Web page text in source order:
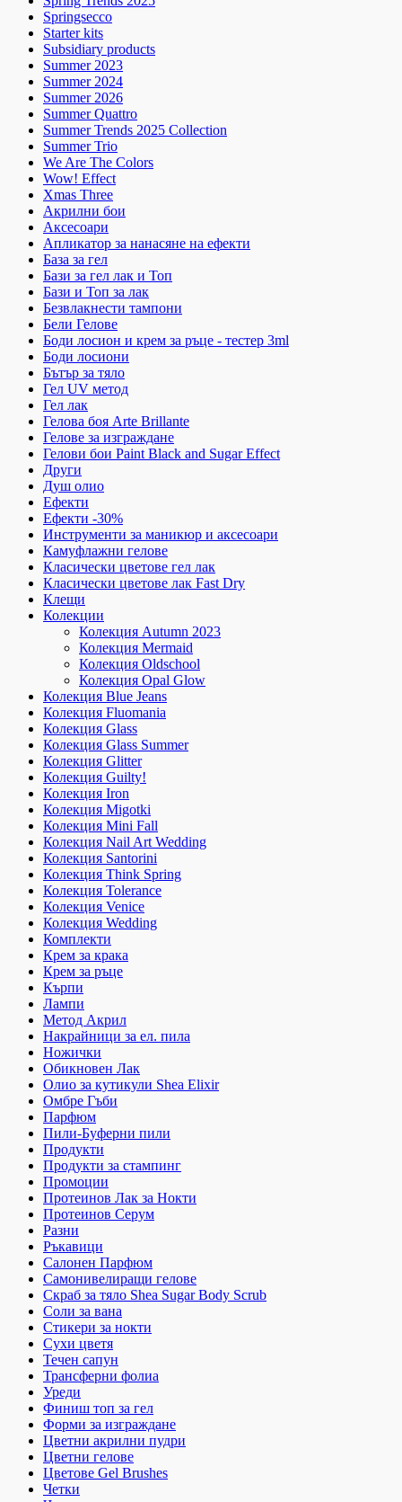
Springsecco
Starter kits
Subsidiary products
Summer 2023
Summer 2024
Summer 2026
Summer Quattro
Summer Trends 2025 Collection
Summer Trio
We Are The Colors
Wow! Effect
Xmas Three
Акрилни бои
Аксесоари
Апликатор за нанасяне на ефекти
База за гел
Бази за гел лак и Топ
Бази и Топ за лак
Безвлакнести тампони
Бели Гелове
Боди лосион и крем за ръце - тестер 3ml
Боди лосиони
Бътър за тяло
Гел UV метод
Гел лак
Гелова боя Arte Brillante
Гелове за изграждане
Гелови бои Paint Black and Sugar Effect
Други
Душ олио
Ефекти
Ефекти -30%
Инструменти за маникюр и аксесоари
Камуфлажни гелове
Класически цветове гел лак
Класически цветове лак Fast Dry
Клещи
Колекции
Колекция Autumn 2023
Колекция Mermaid
Колекция Oldschool
Колекция Opal Glow
Колекция Blue Jeans
Колекция Fluomania
Колекция Glass
Колекция Glass Summer
Колекция Glitter
Колекция Guilty!
Колекция Iron
Колекция Migotki
Колекция Mini Fall
Колекция Nail Art Wedding
Колекция Santorini
Колекция Think Spring
Колекция Tolerance
Колекция Venice
Колекция Wedding
Комплекти
Крем за крака
Крем за ръце
Кърпи
Лампи
Метод Акрил
Накрайници за ел. пила
Ножички
Обикновен Лак
Олио за кутикули Shea Elixir
Омбре Гъби
Парфюм
Пили-Буферни пили
Продукти
Продукти за стампинг
Промоции
Протеинов Лак за Нокти
Протеинов Серум
Разни
Ръкавици
Салонен Парфюм
Самонивелиращи гелове
Скраб за тяло Shea Sugar Body Scrub
Соли за вана
Стикери за нокти
Сухи цветя
Течен сапун
Трансферни фолиа
Уреди
Финиш топ за гел
Форми за изграждане
Цветни акрилни пудри
Цветни гелове
Цветове Gel Brushes
Четки